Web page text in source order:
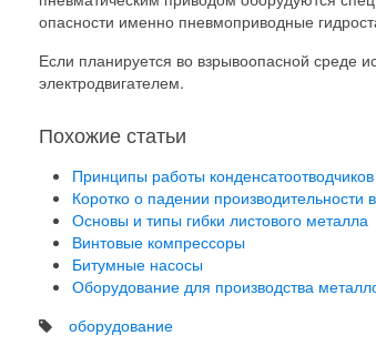
опасности именно пневмоприводные
Если планируется во взрывоопасной среде
электродвигателем.
Похожие статьи
Принципы работы конденсатоотводчиков
Коротко о падении производительности
Основы и типы гибки листового металла
Винтовые компрессоры
Битумные насосы
Оборудование для производства
оборудование